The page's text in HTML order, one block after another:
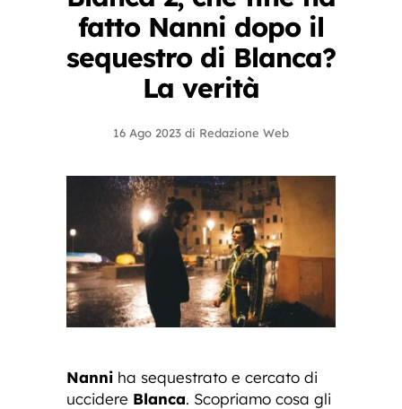
fatto Nanni dopo il
sequestro di Blanca?
La verità
16 Ago 2023 di Redazione Web
Nanni ha sequestrato e cercato di
uccidere Blanca. Scopriamo cosa gli